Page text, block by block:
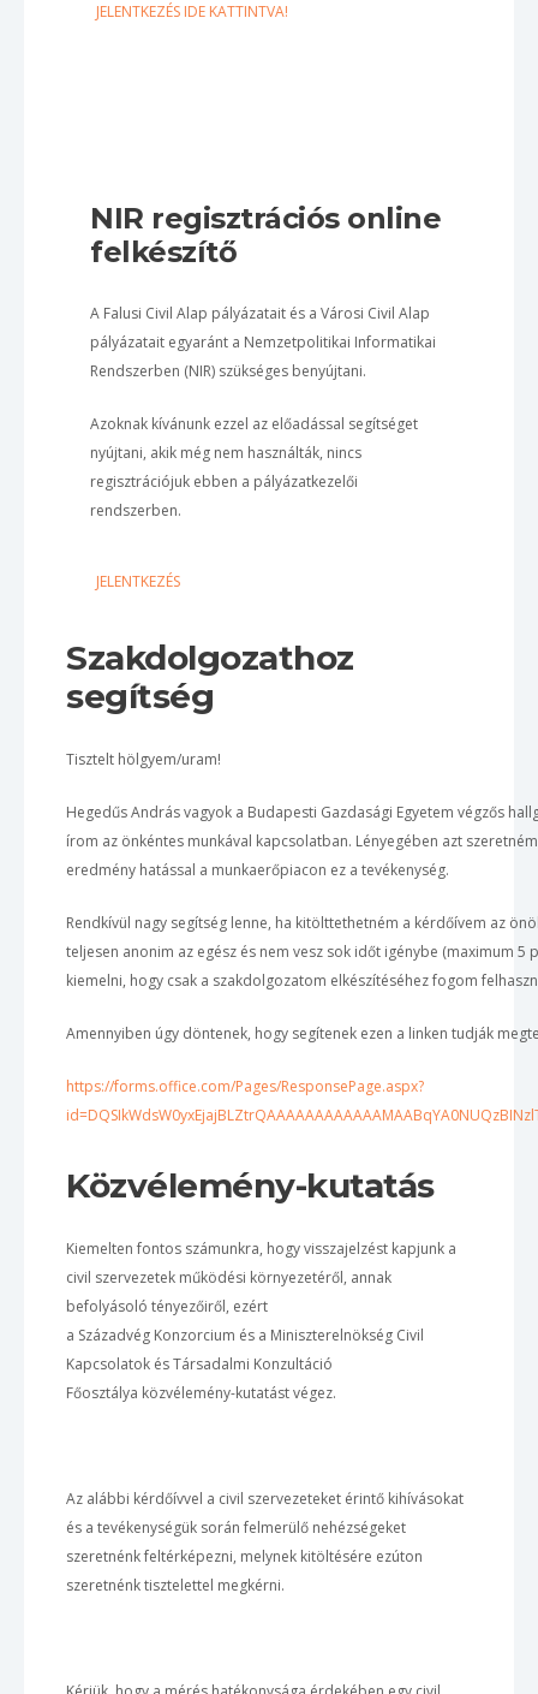
JELENTKEZÉS IDE KATTINTVA!
NIR regisztrációs online
felkészítő
A Falusi Civil Alap pályázatait és a Városi Civil Alap
pályázatait egyaránt a Nemzetpolitikai Informatikai
Rendszerben (NIR) szükséges benyújtani.
Azoknak kívánunk ezzel az előadással segítséget
nyújtani, akik még nem használták, nincs
regisztrációjuk ebben a pályázatkezelői
rendszerben.
JELENTKEZÉS
Szakdolgozathoz
segítség
Tisztelt hölgyem/uram!
Hegedűs András vagyok a Budapesti Gazdasági Egyetem végzős
írom az önkéntes munkával kapcsolatban. Lényegében azt
eredmény hatással a munkaerőpiacon ez a tevékenység.
Rendkívül nagy segítség lenne, ha kitölttethetném a kérdőívem az
teljesen anonim az egész és nem vesz sok időt igénybe (maximum 5
kiemelni, hogy csak a szakdolgozatom elkészítéséhez fogom
Amennyiben úgy döntenek, hogy segítenek ezen a linken tudják
https://forms.office.com/Pages/ResponsePage.aspx?
Közvélemény-kutatás
Kiemelten fontos számunkra, hogy visszajelzést kapjunk a
civil szervezetek működési környezetéről, annak
befolyásoló tényezőiről, ezért
a Századvég Konzorcium és a Miniszterelnökség Civil
Kapcsolatok és Társadalmi Konzultáció
Főosztálya közvélemény-kutatást végez.
Az alábbi kérdőívvel a civil szervezeteket érintő kihívásokat
és a tevékenységük során felmerülő nehézségeket
szeretnénk feltérképezni, melynek kitöltésére ezúton
szeretnénk tisztelettel megkérni.